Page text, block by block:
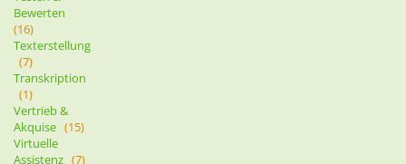
Bewerten
(16)
Texterstellung
(7)
Transkription
(1)
Vertrieb &
Akquise (15)
Virtuelle
Assistenz (7)